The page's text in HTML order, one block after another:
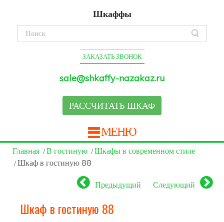
Шкаффы
ЗАКАЗАТЬ ЗВОНОК
sale@shkaffy-nazakaz.ru
РАССЧИТАТЬ ШКАФ
МЕНЮ
Главная В гостиную
Шкафы в современном стиле
Шкаф в гостиную 88
Предыдущий Следующий
Шкаф в гостиную 88